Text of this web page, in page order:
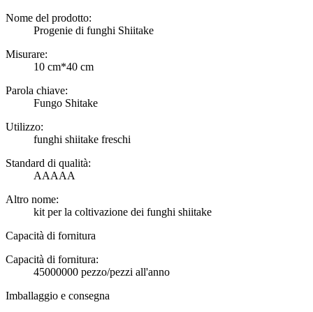
Nome del prodotto:
Progenie di funghi Shiitake
Misurare:
10 cm*40 cm
Parola chiave:
Fungo Shitake
Utilizzo:
funghi shiitake freschi
Standard di qualità:
AAAAA
Altro nome:
kit per la coltivazione dei funghi shiitake
Capacità di fornitura
Capacità di fornitura:
45000000 pezzo/pezzi all'anno
Imballaggio e consegna